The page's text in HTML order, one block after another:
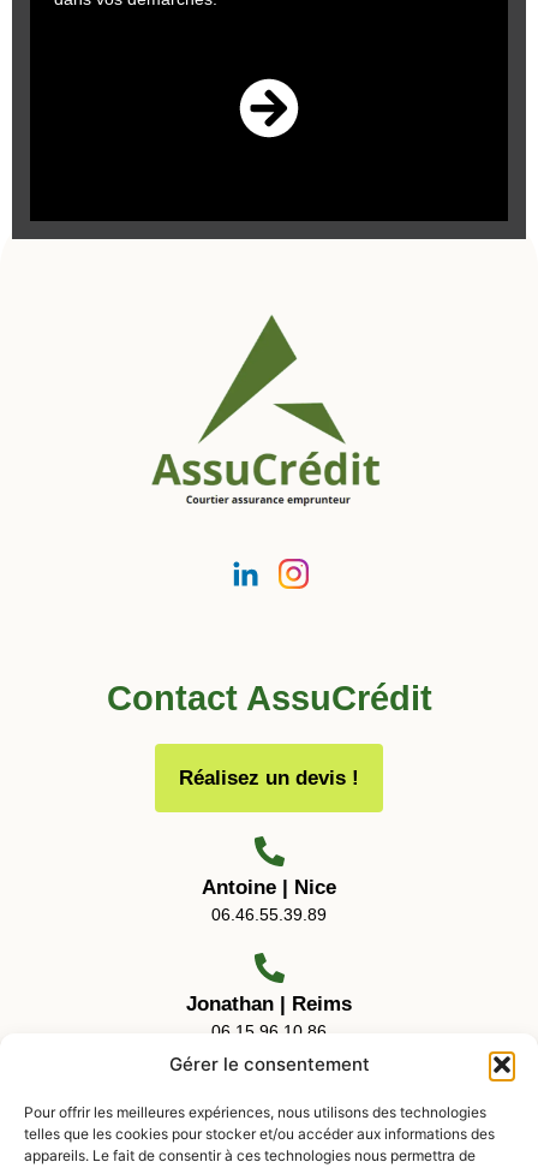
Gérer le consentement
Pour offrir les meilleures expériences, nous utilisons des technologies
telles que les cookies pour stocker et/ou accéder aux informations des
appareils. Le fait de consentir à ces technologies nous permettra de
Contact AssuCrédit
Réalisez un devis !
Antoine | Nice
06.46.55.39.89
Jonathan | Reims
06.15.96.10.86
Horaires d'ouverture